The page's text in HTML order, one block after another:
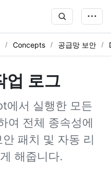
Concepts 공급망 보안
로그
서 실행한 모든
여 전체 종속성에
패치 및 자동 리
해줍니다.